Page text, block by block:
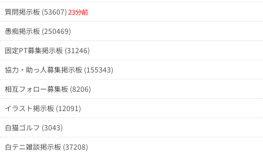
質問掲示板 (53607)23分前
愚痴掲示板 (250469)
固定PT募集掲示板 (31246)
協力・助っ人募集掲示板 (155343)
相互フォロー募集板 (8206)
イラスト掲示板 (12091)
白猫ゴルフ (3043)
白テニ雑談掲示板 (37208)